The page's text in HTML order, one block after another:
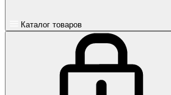
Каталог товаров